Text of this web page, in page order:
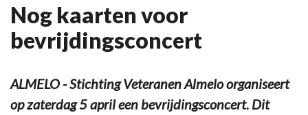
Nog kaarten voor
bevrijdingsconcert
ALMELO - Stichting Veteranen Almelo organiseert
op zaterdag 5 april een bevrijdingsconcert. Dit